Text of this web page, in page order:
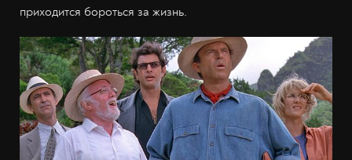
приходится бороться за жизнь.